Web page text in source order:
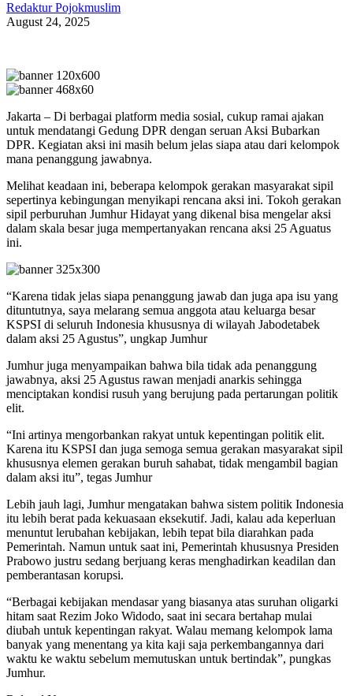
Redaktur Pojokmuslim
August 24, 2025
Jakarta – Di berbagai platform media sosial, cukup ramai ajakan
untuk mendatangi Gedung DPR dengan seruan Aksi Bubarkan
DPR. Kegiatan aksi ini masih belum jelas siapa atau dari kelompok
mana penanggung jawabnya.
Melihat keadaan ini, beberapa kelompok gerakan masyarakat sipil
sepertinya kebingungan menyikapi rencana aksi ini. Tokoh gerakan
sipil perburuhan Jumhur Hidayat yang dikenal bisa mengelar aksi
dalam skala besar juga mempertanyakan rencana aksi 25 Aguatus
ini.
“Karena tidak jelas siapa penanggung jawab dan juga apa isu yang
dituntutnya, saya melarang semua anggota atau keluarga besar
KSPSI di seluruh Indonesia khususnya di wilayah Jabodetabek
dalam aksi 25 Agustus”, ungkap Jumhur
Jumhur juga menyampaikan bahwa bila tidak ada penanggung
jawabnya, aksi 25 Agustus rawan menjadi anarkis sehingga
menciptakan kondisi rusuh yang berujung pada pertarungan politik
elit.
“Ini artinya mengorbankan rakyat untuk kepentingan politik elit.
Karena itu KSPSI dan juga semoga semua gerakan masyarakat sipil
khususnya elemen gerakan buruh sahabat, tidak mengambil bagian
dalam aksi itu”, tegas Jumhur
Lebih jauh lagi, Jumhur mengatakan bahwa sistem politik Indonesia
itu lebih berat pada kekuasaan eksekutif. Jadi, kalau ada keperluan
menuntut lerubahan kebijakan, lebih tepat bila diarahkan pada
Pemerintah. Namun untuk saat ini, Pemerintah khususnya Presiden
Prabowo justru sedang berjuang keras menghadirkan keadilan dan
pemberantasan korupsi.
“Berbagai kebijakan mendasar yang biasanya atas suruhan oligarki
hitam saat Rezim Joko Widodo, saat ini secara bertahap mulai
diubah untuk kepentingan rakyat. Walau memang kelompok lama
banyak yang menentang ya kita kaji saja perkembangannya dari
waktu ke waktu sebelum memutuskan untuk bertindak”, pungkas
Jumhur.